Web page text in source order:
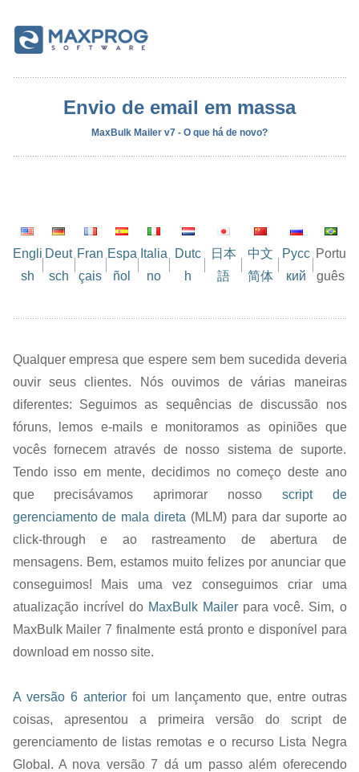
Envio de email em massa
MaxBulk Mailer v7 - O que há de novo?
Engli
sh
Deut
sch
Fran
çais
Espa
ñol
Italia
no
Dutc
h
日本
語
中文
简体
Русс
кий
Portu
guês
Qualquer empresa que espere sem bem sucedida deveria
ouvir seus clientes. Nós ouvimos de várias maneiras
diferentes: Seguimos as sequências de discussão nos
fóruns, lemos e-mails e monitoramos as opiniões que
vocês fornecem através de nosso sistema de suporte.
Tendo isso em mente, decidimos no começo deste ano
que precisávamos aprimorar nosso script de
gerenciamento de mala direta (MLM) para dar suporte ao
click-through e ao rastreamento de abertura de
mensagens. Bem, estamos muito felizes por anunciar que
conseguimos! Mais uma vez conseguimos criar uma
atualização incrível do MaxBulk Mailer para você. Sim, o
MaxBulk Mailer 7 finalmente está pronto e disponível para
download em nosso site.
A versão 6 anteriorfoi um lançamento que, entre outras
coisas, apresentou a primeira versão do script de
gerenciamento de listas remotas e o recurso Lista Negra
Global. A nova versão 7 dá um passo além oferecendo